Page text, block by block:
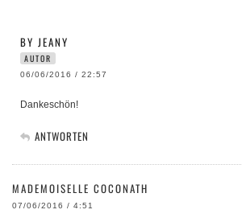
BY JEANY
AUTOR
06/06/2016 / 22:57
Dankeschön!
ANTWORTEN
MADEMOISELLE COCONATH
07/06/2016 / 4:51